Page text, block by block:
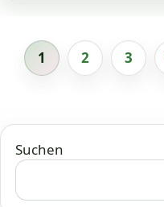
Seite
1 Seite
2 Seite
3
Suchen